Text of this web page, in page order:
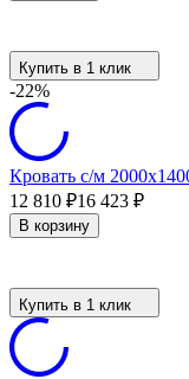
Купить в 1 клик
-22%
Кровать с/м
12 810 ₽16 423 ₽
В корзину
Купить в 1 клик